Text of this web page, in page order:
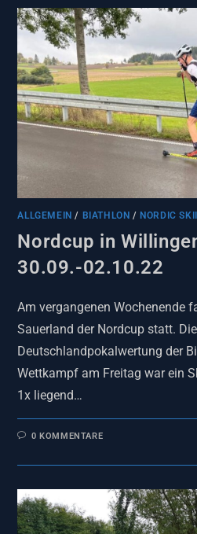
ALLGEMEIN / BIATHLON / NORDIC
Nordcup in
30.09.-02.10.22
Am vergangenen Wochenende
Sauerland der Nordcup statt.
Deutschlandpokalwertung der
Wettkampf am Freitag war ein
1x liegend…
0 KOMMENTARE